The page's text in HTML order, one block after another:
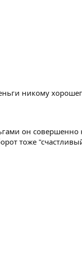
никому
он
тоже